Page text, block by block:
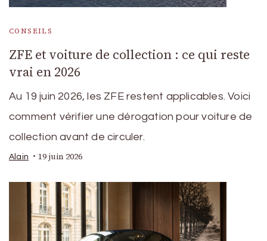
CONSEILS
ZFE et voiture de collection : ce qui reste
vrai en 2026
Au 19 juin 2026, les ZFE restent applicables. Voici
comment vérifier une dérogation pour voiture de
collection avant de circuler.
Alain 19 juin 2026